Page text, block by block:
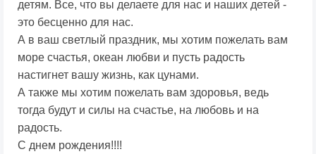
детям. Все, что вы делаете для нас и наших детей -
это бесценно для нас.
А в ваш светлый праздник, мы хотим пожелать вам
море счастья, океан любви и пусть радость
настигнет вашу жизнь, как цунами.
А также мы хотим пожелать вам здоровья, ведь
тогда будут и силы на счастье, на любовь и на
радость.
С днем рождения!!!!